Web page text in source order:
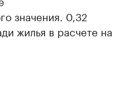
значения. 0,32
жилья в расчете на